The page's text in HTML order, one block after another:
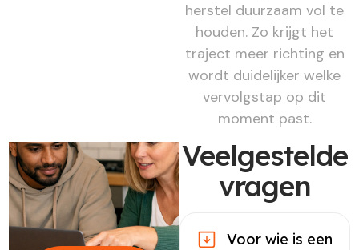
herstel duurzaam vol te
houden. Zo krijgt het
traject meer richting en
wordt duidelijker welke
vervolgstap op dit
moment past.
Veelgestelde
vragen
Voor wie is een